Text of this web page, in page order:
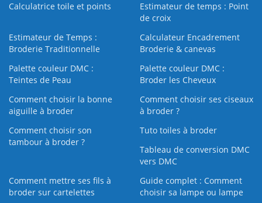
Calculatrice toile et points
Estimateur de temps : Point
de croix
Estimateur de Temps :
Broderie Traditionnelle
Calculateur Encadrement
Broderie & canevas
Palette couleur DMC :
Teintes de Peau
Palette couleur DMC :
Broder les Cheveux
Comment choisir la bonne
aiguille à broder
Comment choisir ses ciseaux
à broder ?
Comment choisir son
tambour à broder ?
Tuto toiles à broder
Tableau de conversion DMC
vers DMC
Comment mettre ses fils à
broder sur cartelettes
Guide complet : Comment
choisir sa lampe ou lampe